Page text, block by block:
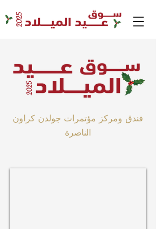
فندق ومركز مؤتمرات جولدن كراون
الناصرة